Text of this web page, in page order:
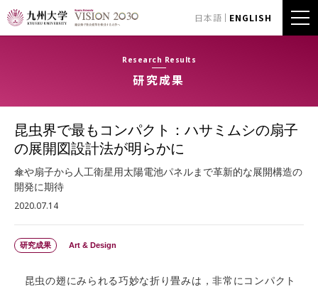
日本語 ENGLISH
Research Results
研究成果
昆虫界で最もコンパクト：ハサミムシの扇子
の展開図設計法が明らかに
傘や扇子から人工衛星用太陽電池パネルまで革新的な展開構造の
開発に期待
2020.07.14
研究成果 Art & Design
昆虫の翅にみられる巧妙な折り畳みは，非常にコンパクト